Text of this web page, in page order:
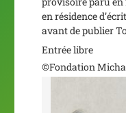
en résidence
avant de publier
Entrée libre
©Fondation